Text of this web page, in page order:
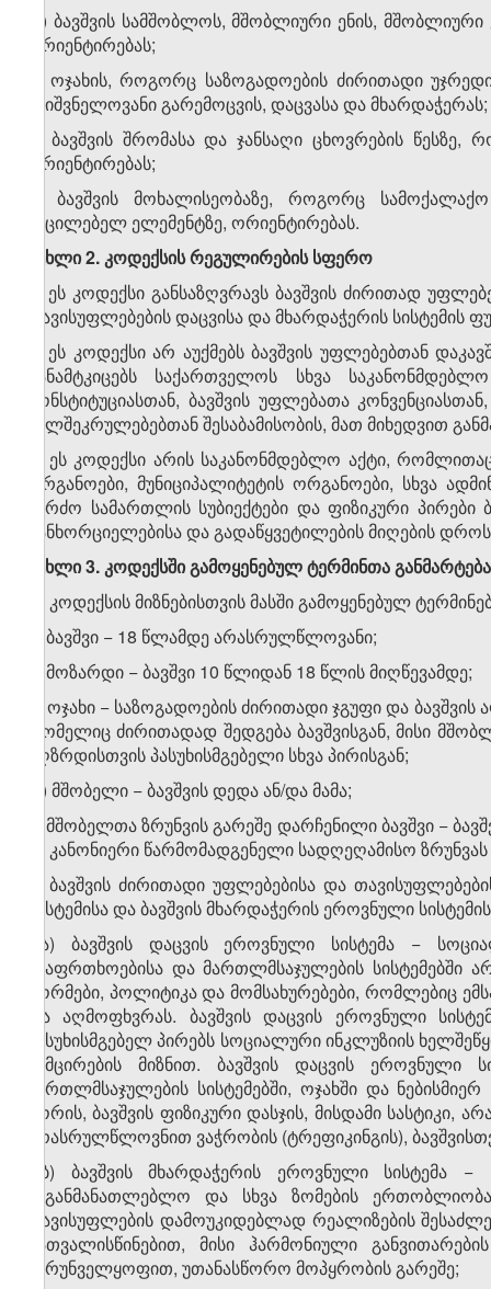
დ) ბავშვის სამშობლოს, მშობლიური ენის,
ორიენტირებას;
ე) ოჯახის, როგორც საზოგადოების ძირითადი
მნიშვნელოვანი გარემოცვის, დაცვასა და მხარდაჭერას;
ვ) ბავშვის შრომასა და ჯანსაღი ცხოვრების
ორიენტირებას;
ზ) ბავშვის მოხალისეობაზე, როგორც
აუცილებელ ელემენტზე, ორიენტირებას.
მუხლი 2. კოდექსის რეგულირების სფერო
1. ეს კოდექსი განსაზღვრავს ბავშვის ძირითად
თავისუფლებების დაცვისა და მხარდაჭერის
2. ეს კოდექსი არ აუქმებს ბავშვის უფლებებთან
განამტკიცებს საქართველოს სხვა
კონსტიტუციასთან, ბავშვის უფლებათა
ხელშეკრულებებთან შესაბამისობის, მათ მიხედვით
3. ეს კოდექსი არის საკანონმდებლო აქტი,
ორგანოები, მუნიციპალიტეტის ორგანოები, სხვა
კერძო სამართლის სუბიექტები და ფიზიკური პირები
განხორციელებისა და გადაწყვეტილების მიღების
მუხლი 3. კოდექსში გამოყენებულ ტერმინთა განმარტება
ამ კოდექსის მიზნებისთვის მასში გამოყენებულ
ა) ბავშვი − 18 წლამდე არასრულწლოვანი;
ბ) მოზარდი − ბავშვი 10 წლიდან 18 წლის მიღწევამდე;
გ) ოჯახი − საზოგადოების ძირითადი ჯგუფი და
რომელიც ძირითადად შედგება ბავშვისგან, მისი
აღზრდისთვის პასუხისმგებელი სხვა პირისგან;
დ) მშობელი − ბავშვის დედა ან/და მამა;
ე) მშობელთა ზრუნვის გარეშე დარჩენილი ბავშვი −
ან კანონიერი წარმომადგენელი სადღეღამისო
ვ) ბავშვის ძირითადი უფლებებისა და
სისტემისა და ბავშვის მხარდაჭერის ეროვნული
ვ.ა) ბავშვის დაცვის ეროვნული სისტემა −
უსაფრთხოებისა და მართლმსაჯულების
ნორმები, პოლიტიკა და მომსახურებები, რომლებიც
და აღმოფხვრას. ბავშვის დაცვის ეროვნული
პასუხისმგებელ პირებს სოციალური ინკლუზიის
შემცირების მიზნით. ბავშვის დაცვის
მართლმსაჯულების სისტემებში, ოჯახში და
შორის, ბავშვის ფიზიკური დასჯის, მისდამი სასტიკი,
არასრულწლოვნით ვაჭრობის (ტრეფიკინგის),
ვ.ბ) ბავშვის მხარდაჭერის ეროვნული სისტემა
საგანმანათლებლო და სხვა ზომების
თავისუფლების დამოუკიდებლად რეალიზების
გათვალისწინებით, მისი ჰარმონიული
უზრუნველყოფით, უთანასწორო მოპყრობის გარეშე;